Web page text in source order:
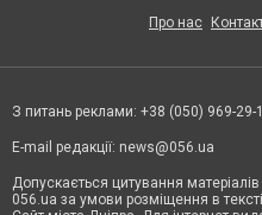
Про нас
З питань реклами: +38 (050) 969-29-
E-mail редакції: news@056.ua
Допускається цитування
056.ua за умови розміщення в